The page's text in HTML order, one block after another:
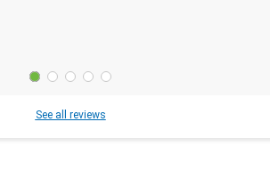
See all reviews